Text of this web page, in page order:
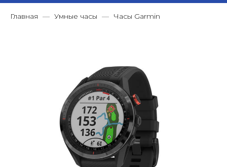
Главная Умные часы Часы Garmin